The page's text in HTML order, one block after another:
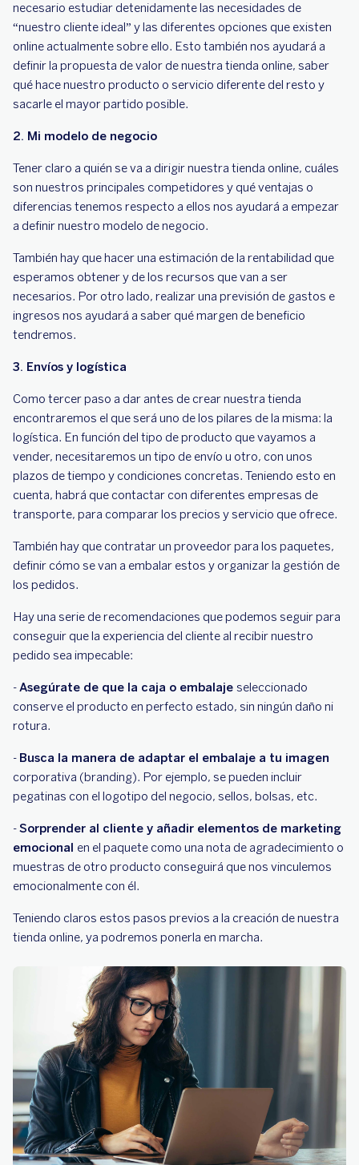
necesario estudiar detenidamente las necesidades de
“nuestro cliente ideal” y las diferentes opciones que existen
online actualmente sobre ello. Esto también nos ayudará a
definir la propuesta de valor de nuestra tienda online, saber
qué hace nuestro producto o servicio diferente del resto y
sacarle el mayor partido posible.
2. Mi modelo de negocio
Tener claro a quién se va a dirigir nuestra tienda online, cuáles
son nuestros principales competidores y qué ventajas o
diferencias tenemos respecto a ellos nos ayudará a empezar
a definir nuestro modelo de negocio.
También hay que hacer una estimación de la rentabilidad que
esperamos obtener y de los recursos que van a ser
necesarios. Por otro lado, realizar una previsión de gastos e
ingresos nos ayudará a saber qué margen de beneficio
tendremos.
3. Envíos y logística
Como tercer paso a dar antes de crear nuestra tienda
encontraremos el que será uno de los pilares de la misma: la
logística. En función del tipo de producto que vayamos a
vender, necesitaremos un tipo de envío u otro, con unos
plazos de tiempo y condiciones concretas. Teniendo esto en
cuenta, habrá que contactar con diferentes empresas de
transporte, para comparar los precios y servicio que ofrece.
También hay que contratar un proveedor para los paquetes,
definir cómo se van a embalar estos y organizar la gestión de
los pedidos.
Hay una serie de recomendaciones que podemos seguir para
conseguir que la experiencia del cliente al recibir nuestro
pedido sea impecable:
-Asegúrate de que la caja o embalaje seleccionado
conserve el producto en perfecto estado, sin ningún daño ni
rotura.
- Busca la manera de adaptar el embalaje a tu imagen
corporativa (branding). Por ejemplo, se pueden incluir
pegatinas con el logotipo del negocio, sellos, bolsas, etc.
-Sorprender al cliente y añadir elementos de marketing
emocional en el paquete como una nota de agradecimiento o
muestras de otro producto conseguirá que nos vinculemos
emocionalmente con él.
Teniendo claros estos pasos previos a la creación de nuestra
tienda online, ya podremos ponerla en marcha.